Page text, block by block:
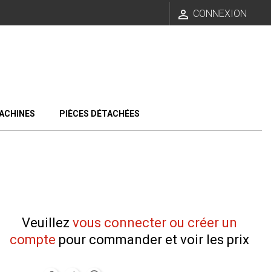
 CONNEXION
PIÈCES DÉTACHÉES
Veuillez vous connecter ou créer un
compte pour commander et voir les prix